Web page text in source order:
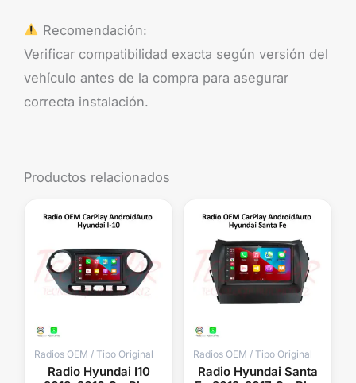
Recomendación:
Verificar compatibilidad exacta según versión del
vehículo antes de la compra para asegurar
correcta instalación.
Productos relacionados
Radios OEM / Tipo Original
Radio Hyundai I10
Radios OEM / Tipo Original
Radio Hyundai Santa